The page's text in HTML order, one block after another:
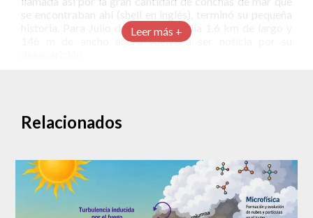
Leer más +
historia. Para Julio de 2017 ya medía 1.6 km de largo y
146 m de ancho ahora vuelve a ser noticia por su
Relacionados